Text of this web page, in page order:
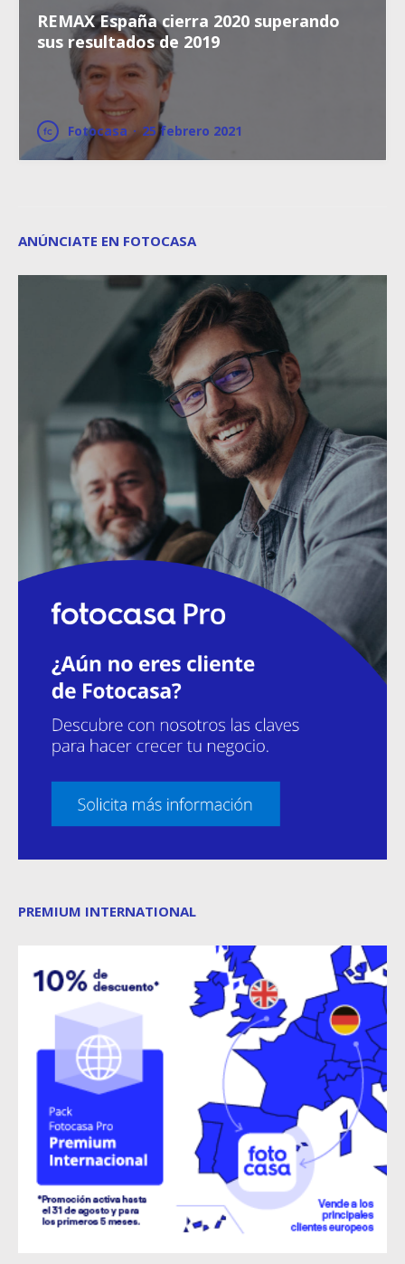
REMAX España cierra 2020 superando
sus resultados de 2019
Fotocasa · 25 febrero 2021
ANÚNCIATE EN FOTOCASA
PREMIUM INTERNATIONAL